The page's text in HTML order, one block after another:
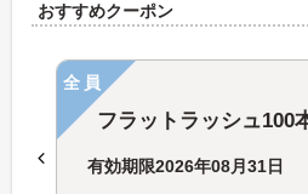
おすすめクーポン
全員
フラットラッシュ100
有効期限2026年08月31日